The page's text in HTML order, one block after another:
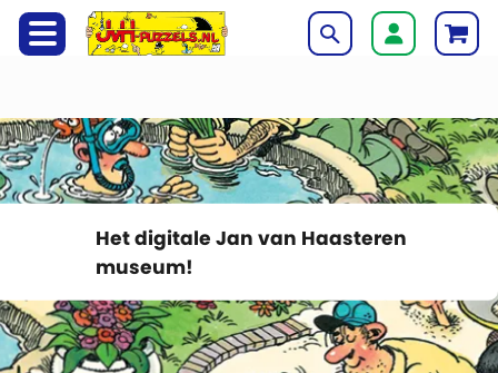
Het digitale Jan van Haasteren
museum!